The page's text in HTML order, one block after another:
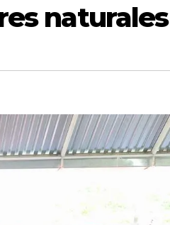
naturales